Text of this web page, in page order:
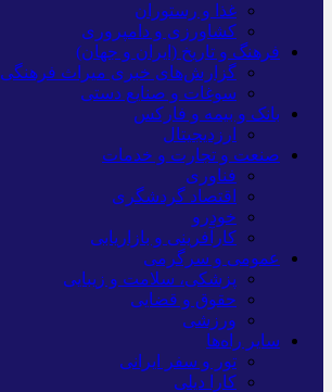
غذا و رستوران
کشاورزی و دامپروری
فرهنگ و تاریخ (ایران و جهان)
گزارش‌های خبری میراث فرهنگی
سوغات و صنایع دستی
بانک و بیمه و فارکس
ارزدیجیتال
صنعت و تجارت و خدمات
فناوری
اقتصاد گردشگری
خودرو
کارآفرینی و بازاریابی
عمومی و سرگرمی
پزشکی، سلامت و زیبایی
حقوق و قضایی
ورزشی
سایر راه‌ها
تور و سفر ایرانی
کارا دیلی